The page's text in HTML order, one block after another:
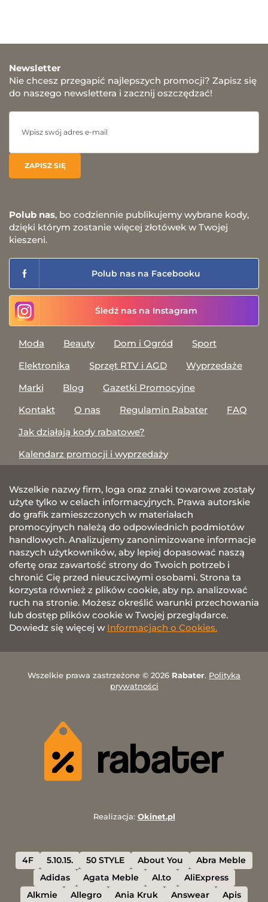
Newsletter
Nie chcesz przegapić najlepszych promocji? Zapisz się
do naszego newslettera i zacznij oszczędzać!
Polub nas, bo codziennie publikujemy wybrane kody,
dzięki którym zostanie więcej złotówek w Twojej
kieszeni.
Polub nas na Facebooku
Śledź nas na Instagram
Moda Beauty Dom i Ogród
Sport
Elektronika
Sprzęt RTV i AGD
Wyprzedaże
Marki
Blog
Gazetki Promocyjne
Kontakt
O nas Regulamin Rabater
FAQ
Jak działają kody rabatowe?
Kalendarz promocji i wyprzedaży
Wszelkie nazwy firm, loga oraz znaki towarowe zostały
użyte tylko w celach informacyjnych. Prawa autorskie
do grafik zamieszczonych w materiałach
promocyjnych należą do odpowiednich podmiotów
handlowych. Analizujemy zanonimizowane informacje
naszych użytkowników, aby lepiej dopasować naszą
ofertę oraz zawartość strony do Twoich potrzeb i
chronić Cię przed nieuczciwymi osobami. Strona ta
korzysta również z plików cookie, aby np. analizować
ruch na stronie. Możesz określić warunki przechowania
lub dostęp plików cookie w Twojej przeglądarce.
Dowiedz się więcej w Informacjach o Cookies.
Wszelkie prawa zastrzeżone © 2026 Rabater. Polityka
prywatności
Realizacja: Okinet.pl
4F 5.10.15. 50 STYLE About You
Abra Meble
Adidas
Agata Meble Al.to
AliExpress
Alkmie
Allegro Ania Kruk Answear Apis